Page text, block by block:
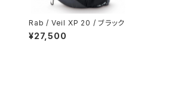
Rab / Veil XP 20 / ブラック
¥27,500